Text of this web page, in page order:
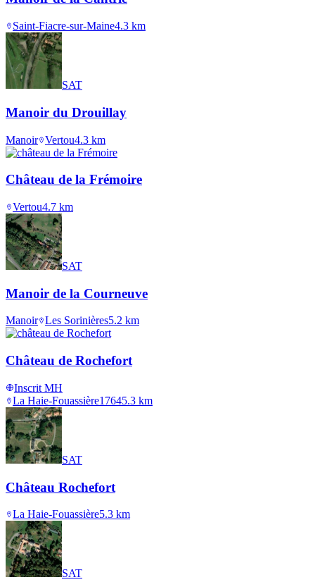
Saint-Fiacre-sur-Maine4.3 km
SAT
Manoir du Drouillay
Manoir Vertou4.3 km
Château de la Frémoire
Vertou4.7 km
SAT
Manoir de la Courneuve
Manoir Les Sorinières5.2 km
Château de Rochefort
Inscrit MH
La Haie-Fouassière17645.3 km
SAT
Château Rochefort
La Haie-Fouassière5.3 km
SAT